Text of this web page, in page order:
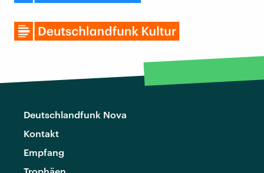
Deutschlandfunk Nova
Kontakt
Empfang